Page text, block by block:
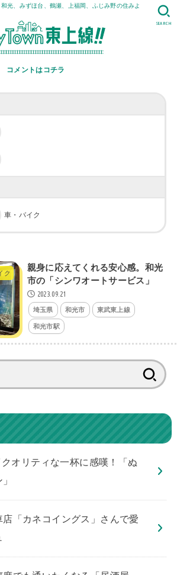
光、みずほ台、鶴瀬、上福岡、ふじみ野の住みよ
コメントはコチラ
SEARCH
車・バイク
ク
親身に応えてくれる安心感。和光
市の「シンワオートサービス」
2023.09.21
埼玉県 和光市 東武東上線
和光市駅
索:
オリティな一杯に感嘆！「ぬ
「カネコイングス」さんで愛